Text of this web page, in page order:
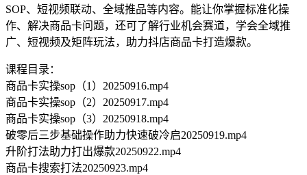
SOP、短视频联动、全域推品等内容。能让你掌握标准化操
作、解决商品卡问题，还可了解行业机会赛道，学会全域推
广、短视频及矩阵玩法，助力抖店商品卡打造爆款。
课程目录：
商品卡实操sop（1）20250916.mp4
商品卡实操sop（2）20250917.mp4
商品卡实操sop（3）20250918.mp4
破零后三步基础操作助力快速破冷启20250919.mp4
升阶打法助力打出爆款20250922.mp4
商品卡搜索打法20250923.mp4